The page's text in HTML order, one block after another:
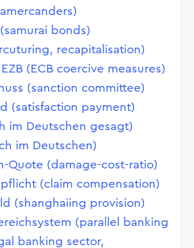
bonds)
recapitalisation)
(ECB coercive measures)
(sanction committee)
(satisfaction payment)
im Deutschen gesagt)
im Deutschen)
Quote (damage-cost-ratio)
(claim compensation)
(shanghaiing provision)
(parallel banking
banking sector,